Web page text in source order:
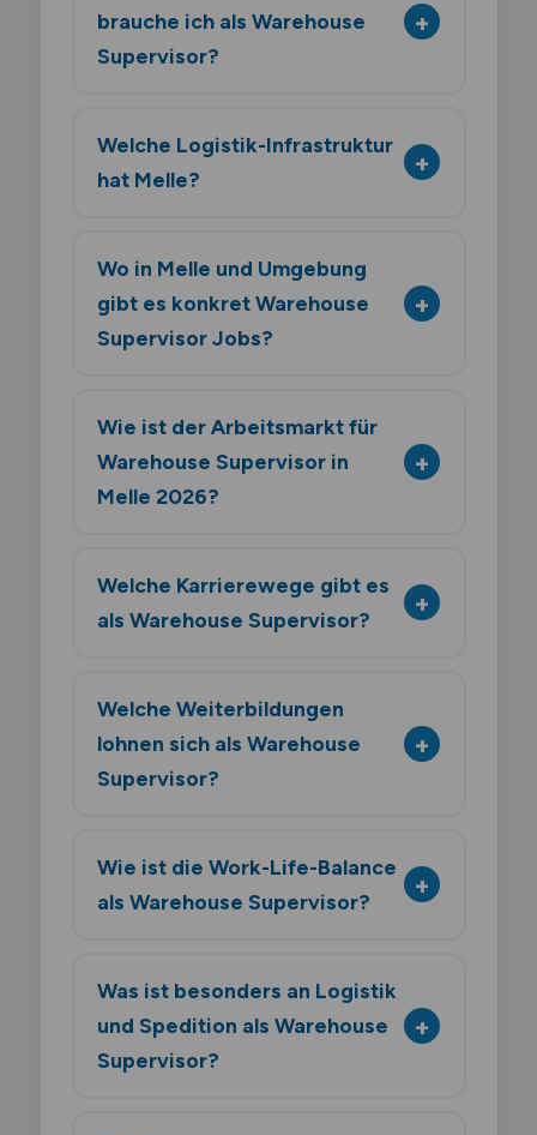
brauche ich als Warehouse
Supervisor?
Welche Logistik-Infrastruktur
hat Melle?
Wo in Melle und Umgebung
gibt es konkret Warehouse
Supervisor Jobs?
Wie ist der Arbeitsmarkt für
Warehouse Supervisor in
Melle 2026?
Welche Karrierewege gibt es
als Warehouse Supervisor?
Welche Weiterbildungen
lohnen sich als Warehouse
Supervisor?
Wie ist die Work-Life-Balance
als Warehouse Supervisor?
Was ist besonders an Logistik
und Spedition als Warehouse
Supervisor?